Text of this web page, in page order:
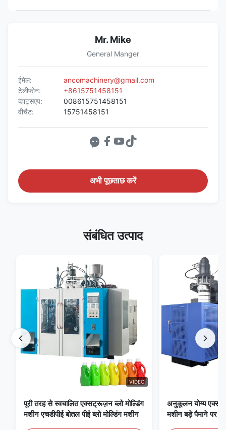
Mr. Mike
General Manger
ईमेल:
ancomachinery@gmail.com
टेलीफोन:
+8615751458151
व्हाट्सएप:
008615751458151
वीचैट:
15751458151
अभी पूछताछ करें
संबंधित उत्पाद
VIDEO
पूरी तरह से स्वचालित एक्सट्रूज़न ब्लो मोल्डिंग
मशीन एचडीपीई बोतल पीई ब्लो मोल्डिंग मशीन
अनुकूलन योग्य
मशीन बड़े पैमाने पर